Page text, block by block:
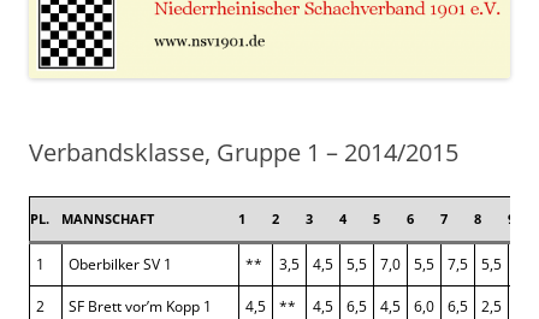
Verbandsklasse, Gruppe 1 – 2014/2015
PL. MANNSCHAFT 1 2 3 4 5 6 7 8 9
1 Oberbilker SV 1 ** 3,5 4,5 5,5 7,0 5,5 7,5 5,5
2 SF Brett vor’m Kopp 1 4,5 ** 4,5 6,5 4,5 6,0 6,5 2,5